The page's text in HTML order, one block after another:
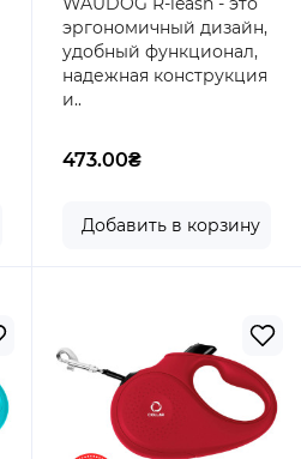
эргономичный дизайн,
удобный функционал,
надежная конструкция
и..
473.00₴
Добавить в корзину